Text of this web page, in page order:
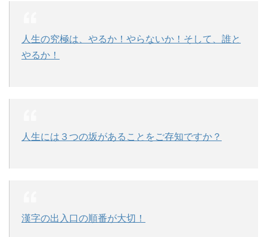
人生の究極は、やるか！やらないか！そして、誰と
やるか！
人生には３つの坂があることをご存知ですか？
漢字の出入口の順番が大切！